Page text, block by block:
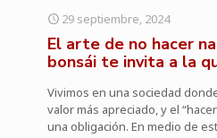
29 septiembre, 2024
El arte de no hacer
bonsái te invita a la
Vivimos en una sociedad
valor más apreciado, y el
una obligación. En medio de